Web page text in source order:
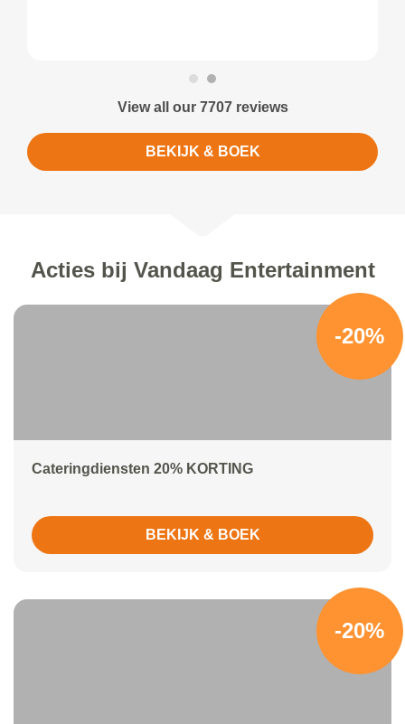
View all our 7707 reviews
BEKIJK & BOEK
Acties bij Vandaag Entertainment
-20%
Cateringdiensten 20% KORTING
BEKIJK & BOEK
-20%